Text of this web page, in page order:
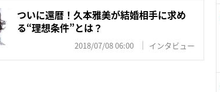
ついに還暦！久本雅美が結婚相手に求め
る“理想条件”とは？
2018/07/08 06:00 インタビュー